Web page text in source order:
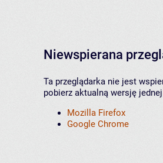
Niewspierana
Ta przeglądarka nie jest
pobierz aktualną wersję
Mozilla Firefox
Google Chrome